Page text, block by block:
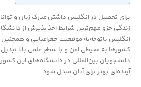
برای تحصیل در انگلیس داشتن مدرک زبان و
زندگی جزو مهم‌ترین شرایط اخذ پذیرش از
انگلیس باتوجه‌به موقعیت جغرافیایی و همچنین
کشورها به محیطی امن و با سطح علمی بالا
دانشجویان بین‌المللی در دانشگاه‌های این
آینده‌ای بهتر برای آنان مبدل شود.